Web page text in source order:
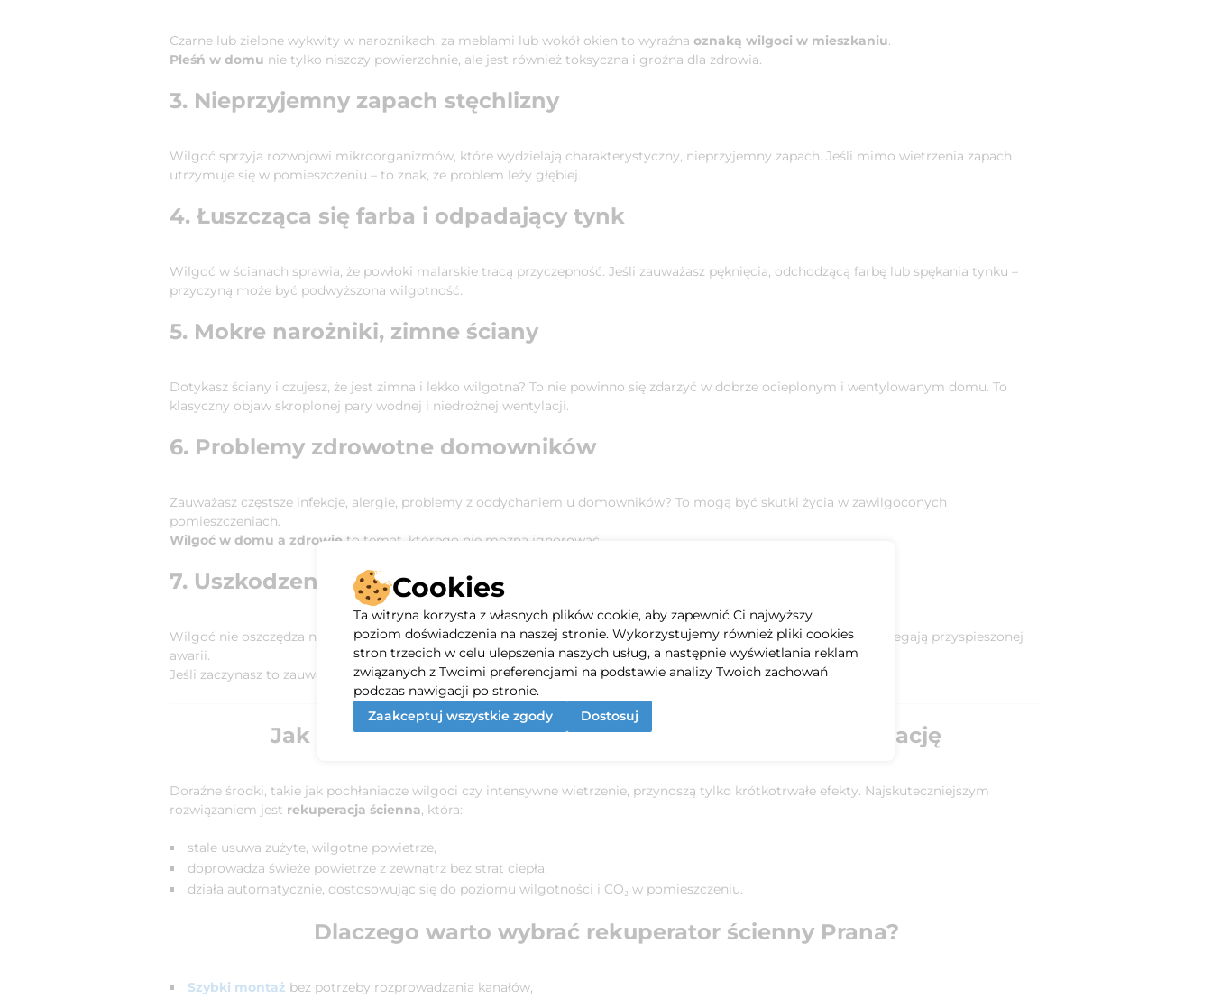
Czarne lub zielone wykwity w narożnikach, za meblami lub wokół okien to wyraźna oznaką wilgoci w mieszkaniu.
Pleśń w domu nie tylko niszczy powierzchnie, ale jest również toksyczna i groźna dla zdrowia.
3. Nieprzyjemny zapach stęchlizny
Wilgoć sprzyja rozwojowi mikroorganizmów, które wydzielają charakterystyczny, nieprzyjemny zapach. Jeśli mimo wietrzenia zapach
utrzymuje się w pomieszczeniu – to znak, że problem leży głębiej.
4. Łuszcząca się farba i odpadający tynk
Wilgoć w ścianach sprawia, że powłoki malarskie tracą przyczepność. Jeśli zauważasz pęknięcia, odchodzącą farbę lub spękania tynku –
przyczyną może być podwyższona wilgotność.
5. Mokre narożniki, zimne ściany
Dotykasz ściany i czujesz, że jest zimna i lekko wilgotna? To nie powinno się zdarzyć w dobrze ocieplonym i wentylowanym domu. To
klasyczny objaw skroplonej pary wodnej i niedrożnej wentylacji.
6. Problemy zdrowotne domowników
Zauważasz częstsze infekcje, alergie, problemy z oddychaniem u domowników? To mogą być skutki życia w zawilgoconych
pomieszczeniach.
Wilgoć w domu a zdrowie to temat, którego nie można ignorować.
7. Uszkodzenia mebli i sprzętów
Wilgoć nie oszczędza niczego – drewniane meble puchną, metalowe elementy rdzewieją, a sprzęty elektroniczne ulegają przyspieszonej
awarii.
Jeśli zaczynasz to zauważać, czas działać.
Jak pozbyć się wilgoci? Postaw na nowoczesną wentylację
Doraźne środki, takie jak pochłaniacze wilgoci czy intensywne wietrzenie, przynoszą tylko krótkotrwałe efekty. Najskuteczniejszym
rozwiązaniem jest rekuperacja ścienna, która:
stale usuwa zużyte, wilgotne powietrze,
doprowadza świeże powietrze z zewnątrz bez strat ciepła,
działa automatycznie, dostosowując się do poziomu wilgotności i CO₂ w pomieszczeniu.
Dlaczego warto wybrać rekuperator ścienny Prana?
Szybki montaż bez potrzeby rozprowadzania kanałów,
Cookies
Ta witryna korzysta z własnych plików cookie, aby zapewnić Ci najwyższy
poziom doświadczenia na naszej stronie. Wykorzystujemy również pliki cookies
stron trzecich w celu ulepszenia naszych usług, a następnie wyświetlania reklam
związanych z Twoimi preferencjami na podstawie analizy Twoich zachowań
podczas nawigacji po stronie.
Zaakceptuj wszystkie zgody
Dostosuj